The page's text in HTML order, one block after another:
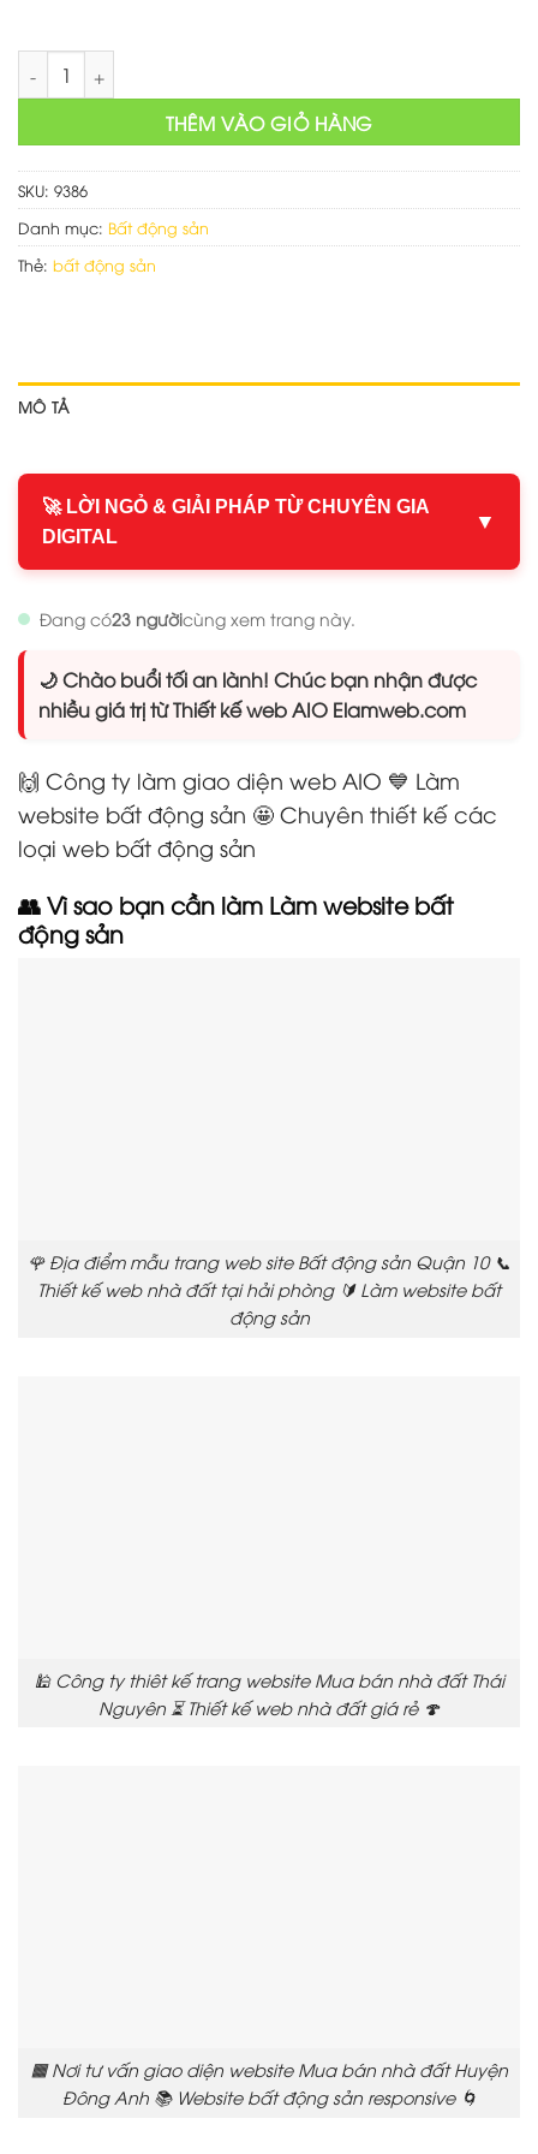
Làm website bất động sản số lượng
THÊM VÀO GIỎ HÀNG
SKU: 9386
Danh mục: Bất động sản
Thẻ: bất động sản
MÔ TẢ
🚀 LỜI NGỎ & GIẢI PHÁP TỪ CHUYÊN GIA
DIGITAL
▼
Đang có23 ngườicùng xem trang này.
🌙 Chào buổi tối an lành! Chúc bạn nhận được
nhiều giá trị từ Thiết kế web AIO Elamweb.com
🙌 Công ty làm giao diện web AIO 💙 Làm
website bất động sản 🤩 Chuyên thiết kế các
loại web bất động sản
👥 Vì sao bạn cần làm Làm website bất
động sản
🌹 Địa điểm mẫu trang web site Bất động sản Quận 10 📞
Thiết kế web nhà đất tại hải phòng 🔰 Làm website bất
động sản
🕌 Công ty thiêt kế trang website Mua bán nhà đất Thái
Nguyên ⏳ Thiết kế web nhà đất giá rẻ 🍄
🟧 Nơi tư vấn giao diện website Mua bán nhà đất Huyện
Đông Anh 📚 Website bất động sản responsive 🌀